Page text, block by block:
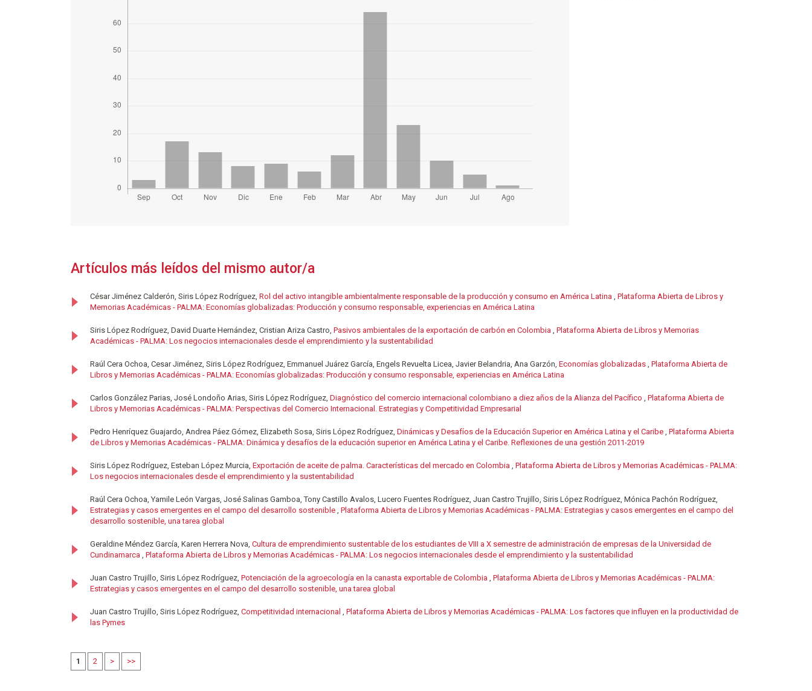
Artículos más leídos del mismo autor/a
César Jiménez Calderón, Siris López Rodríguez, Rol del activo intangible ambientalmente responsable de la producción y consumo en América Latina , Plataforma Abierta de Libros y
Memorias Académicas - PALMA: Economías globalizadas: Producción y consumo responsable, experiencias en América Latina
Siris López Rodríguez, David Duarte Hernández, Cristian Ariza Castro, Pasivos ambientales de la exportación de carbón en Colombia , Plataforma Abierta de Libros y Memorias
Académicas - PALMA: Los negocios internacionales desde el emprendimiento y la sustentabilidad
Raúl Cera Ochoa, Cesar Jiménez, Siris López Rodríguez, Emmanuel Juárez García, Engels Revuelta Licea, Javier Belandria, Ana Garzón, Economías globalizadas , Plataforma Abierta de
Libros y Memorias Académicas - PALMA: Economías globalizadas: Producción y consumo responsable, experiencias en América Latina
Carlos González Parias, José Londoño Arias, Siris López Rodríguez, Diagnóstico del comercio internacional colombiano a diez años de la Alianza del Pacífico , Plataforma Abierta de
Libros y Memorias Académicas - PALMA: Perspectivas del Comercio Internacional. Estrategias y Competitividad Empresarial
Pedro Henríquez Guajardo, Andrea Páez Gómez, Elizabeth Sosa, Siris López Rodríguez, Dinámicas y Desafíos de la Educación Superior en América Latina y el Caribe , Plataforma Abierta
de Libros y Memorias Académicas - PALMA: Dinámica y desafíos de la educación superior en América Latina y el Caribe. Reflexiones de una gestión 2011-2019
Siris López Rodríguez, Esteban López Murcia, Exportación de aceite de palma. Características del mercado en Colombia , Plataforma Abierta de Libros y Memorias Académicas - PALMA:
Los negocios internacionales desde el emprendimiento y la sustentabilidad
Raúl Cera Ochoa, Yamile León Vargas, José Salinas Gamboa, Tony Castillo Avalos, Lucero Fuentes Rodríguez, Juan Castro Trujillo, Siris López Rodríguez, Mónica Pachón Rodríguez,
Estrategias y casos emergentes en el campo del desarrollo sostenible , Plataforma Abierta de Libros y Memorias Académicas - PALMA: Estrategias y casos emergentes en el campo del
desarrollo sostenible, una tarea global
Geraldine Méndez García, Karen Herrera Nova, Cultura de emprendimiento sustentable de los estudiantes de VIII a X semestre de administración de empresas de la Universidad de
Cundinamarca , Plataforma Abierta de Libros y Memorias Académicas - PALMA: Los negocios internacionales desde el emprendimiento y la sustentabilidad
Juan Castro Trujillo, Siris López Rodríguez, Potenciación de la agroecología en la canasta exportable de Colombia , Plataforma Abierta de Libros y Memorias Académicas - PALMA:
Estrategias y casos emergentes en el campo del desarrollo sostenible, una tarea global
Juan Castro Trujillo, Siris López Rodríguez, Competitividad internacional , Plataforma Abierta de Libros y Memorias Académicas - PALMA: Los factores que influyen en la productividad de
las Pymes
1 2 > >>